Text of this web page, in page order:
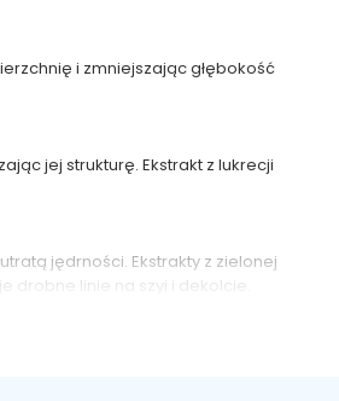
i zmniejszając głębokość
jej strukturę. Ekstrakt z lukrecji
jędrności. Ekstrakty z zielonej
linie na szyi i dekolcie.